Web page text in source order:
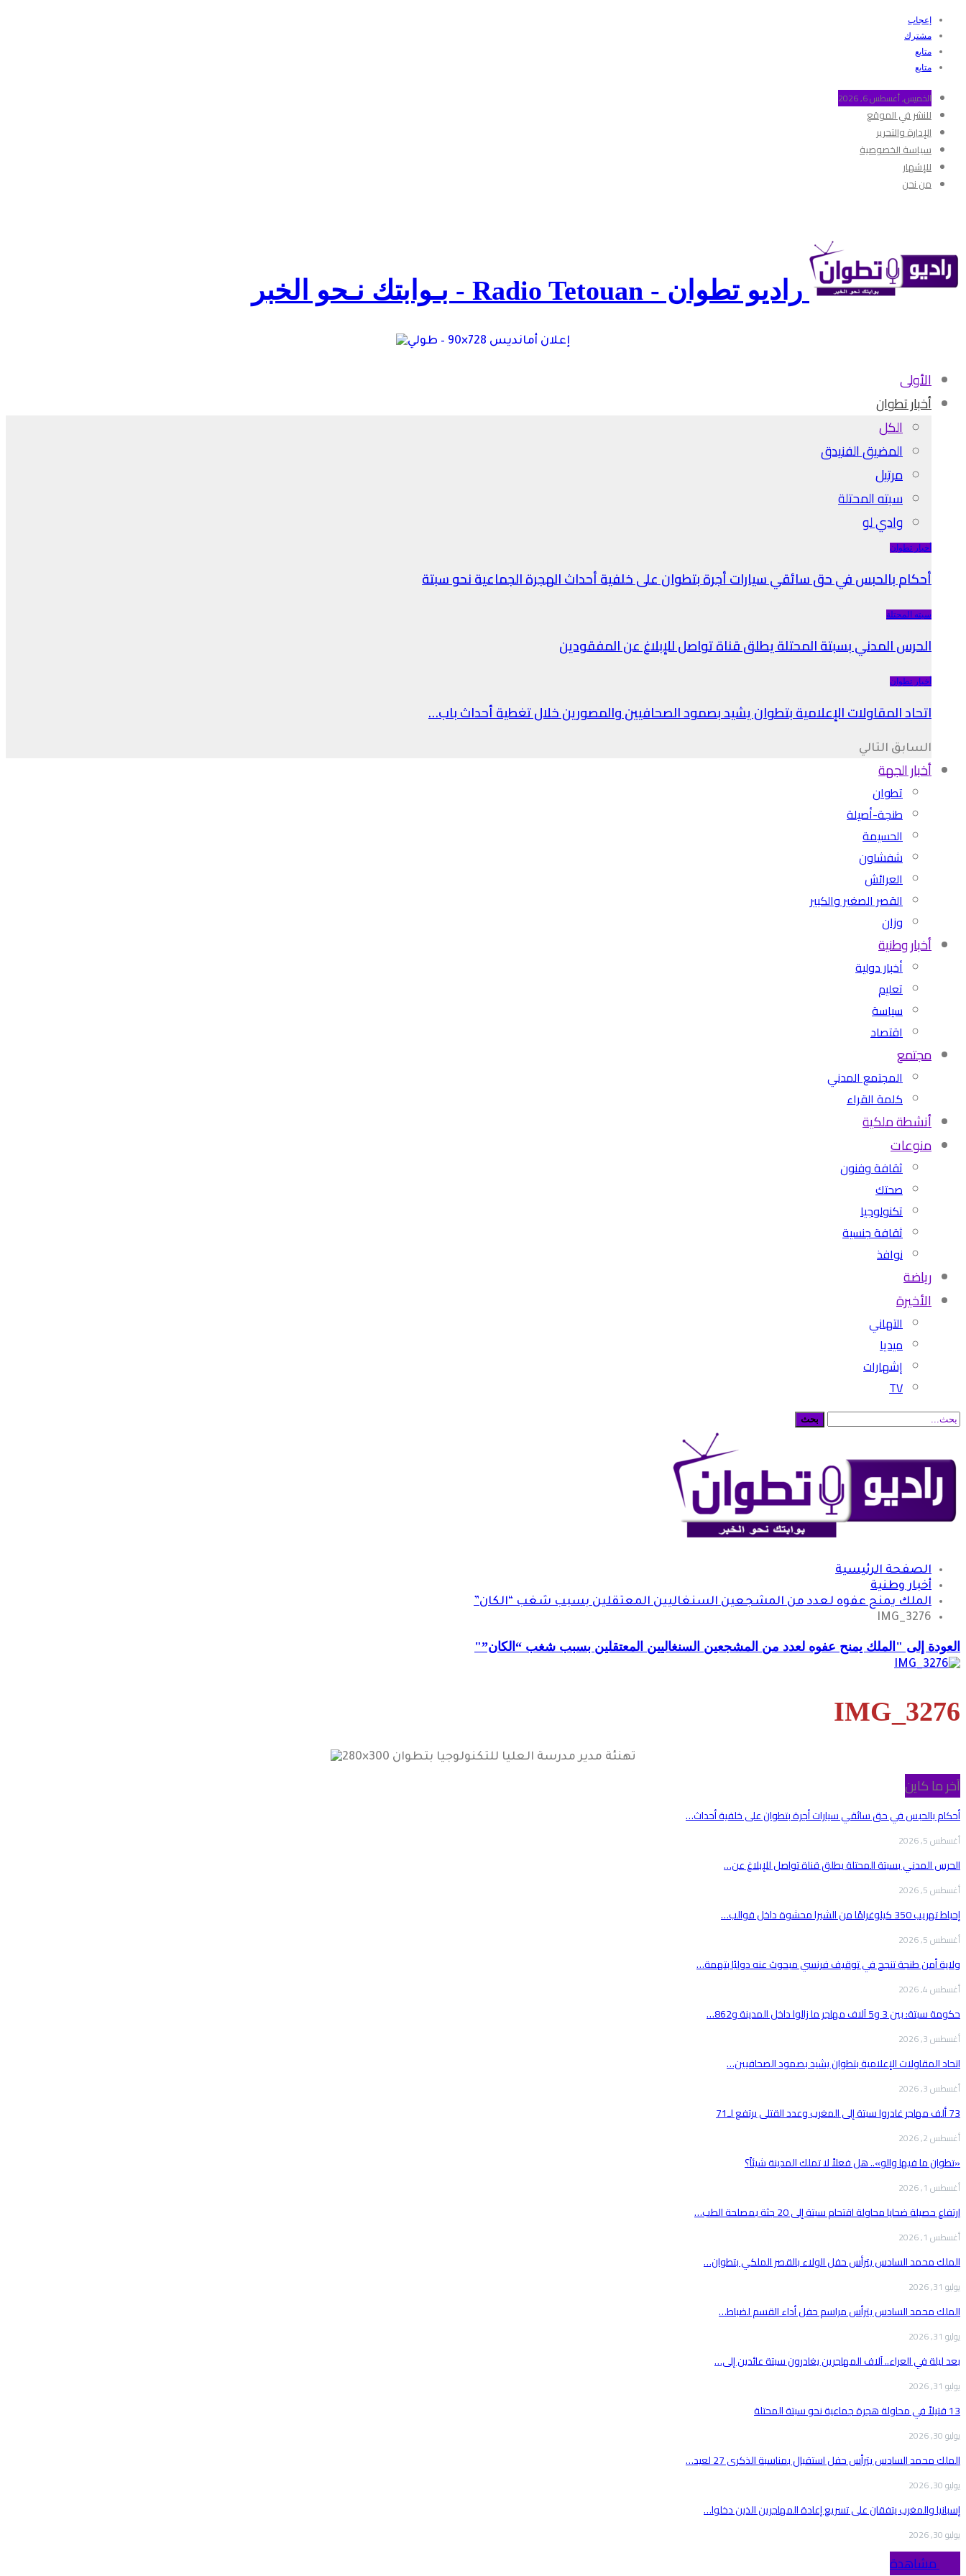
إعجاب
مشترك
متابع
متابع
الخميس, أغسطس 6, 2026
للنشر في الموقع
الإدارة والتحرير
سياسة الخصوصية
للإشهار
من نحن
راديو تطوان - Radio Tetouan - بـوابتك نـحو الخبر
الأولى
أخبار تطوان
الكل
المضيق الفنيدق
مرتيل
سبته المحتلة
وادي لو
أخبار تطوان
أحكام بالحبس في حق سائقي سيارات أجرة بتطوان على خلفية أحداث الهجرة الجماعية نحو سبتة
سبته المحتلة
الحرس المدني بسبتة المحتلة يطلق قناة تواصل للإبلاغ عن المفقودين
أخبار تطوان
اتحاد المقاولات الإعلامية بتطوان يشيد بصمود الصحافيين والمصورين خلال تغطية أحداث باب…
السابق التالي
أخبار الجهة
تطوان
طنجة-أصيلة
الحسيمة
شفشاون
العرائش
القصر الصغير والكبير
وزان
أخبار وطنية
أخبار دولية
تعليم
سياسة
اقتصاد
مجتمع
المجتمع المدني
كلمة القراء
أنشطة ملكية
منوعات
ثقافة وفنون
صحتك
تكنولوجيا
ثقافة جنسية
نوافذ
رياضة
الأخيرة
التهاني
ميديا
إشهارات
TV
الصفحة الرئيسية
أخبار وطنية
الملك يمنح عفوه لعدد من المشجعين السنغاليين المعتقلين بسبب شغب “الكان”
IMG_3276
العودة إلى "الملك يمنح عفوه لعدد من المشجعين السنغاليين المعتقلين بسبب شغب “الكان”"
IMG_3276
آخر ما كاين
أحكام بالحبس في حق سائقي سيارات أجرة بتطوان على خلفية أحداث…
أغسطس 5, 2026
الحرس المدني بسبتة المحتلة يطلق قناة تواصل للإبلاغ عن…
أغسطس 5, 2026
إحباط تهريب 350 كيلوغرامًا من الشيرا محشوة داخل قوالب…
أغسطس 5, 2026
ولاية أمن طنجة تنجح في توقيف فرنسي مبحوث عنه دوليًا بتهمة…
أغسطس 4, 2026
حكومة سبتة: بين 3 و5 آلاف مهاجر ما زالوا داخل المدينة و862…
أغسطس 3, 2026
اتحاد المقاولات الإعلامية بتطوان يشيد بصمود الصحافيين…
أغسطس 3, 2026
73 ألف مهاجر غادروا سبتة إلى المغرب وعدد القتلى يرتفع لـ71
أغسطس 2, 2026
«تطوان ما فيها والو».. هل فعلاً لا تملك المدينة شيئاً؟
أغسطس 1, 2026
ارتفاع حصيلة ضحايا محاولة اقتحام سبتة إلى 20 جثة بمصلحة الطب…
أغسطس 1, 2026
الملك محمد السادس يترأس حفل الولاء بالقصر الملكي بتطوان…
يوليو 31, 2026
الملك محمد السادس يترأس مراسم حفل أداء القسم لضباط…
يوليو 31, 2026
بعد ليلة في العراء.. آلاف المهاجرين يغادرون سبتة عائدين إلى…
يوليو 31, 2026
13 قتيلاً في محاولة هجرة جماعية نحو سبتة المحتلة
يوليو 30, 2026
الملك محمد السادس يترأس حفل استقبال بمناسبة الذكرى 27 لعيد…
يوليو 30, 2026
إسبانيا والمغرب يتفقان على تسريع إعادة المهاجرين الذين دخلوا…
يوليو 30, 2026